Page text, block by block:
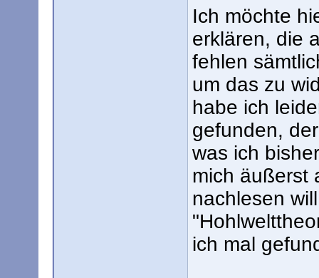
Ich möchte
erklären, die
fehlen
um das zu
habe ich
gefunden,
was ich
mich äußerst
nachlesen
ich mal